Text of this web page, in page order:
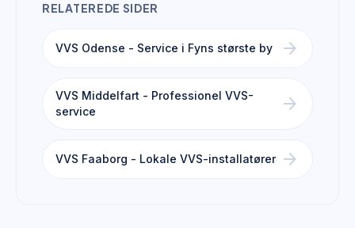
RELATEREDE SIDER
VVS Odense - Service i Fyns største by arrow_forward
VVS Middelfart - Professionel VVS-
service
arrow_forward
VVS Faaborg - Lokale VVS-installatører arrow_forward